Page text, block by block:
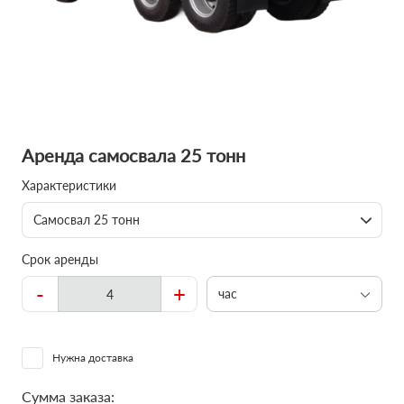
Аренда самосвала 25 тонн
Характеристики
Самосвал 25 тонн
Срок аренды
- + час
Нужна доставка
Сумма заказа: